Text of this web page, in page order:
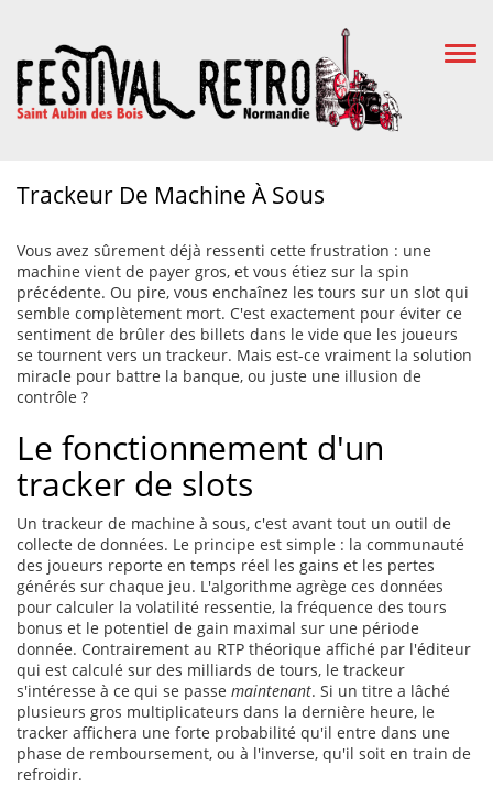
Trackeur De Machine À Sous
Vous avez sûrement déjà ressenti cette frustration : une
machine vient de payer gros, et vous étiez sur la spin
précédente. Ou pire, vous enchaînez les tours sur un slot qui
semble complètement mort. C'est exactement pour éviter ce
sentiment de brûler des billets dans le vide que les joueurs
se tournent vers un trackeur. Mais est-ce vraiment la solution
miracle pour battre la banque, ou juste une illusion de
contrôle ?
Le fonctionnement d'un
tracker de slots
Un trackeur de machine à sous, c'est avant tout un outil de
collecte de données. Le principe est simple : la communauté
des joueurs reporte en temps réel les gains et les pertes
générés sur chaque jeu. L'algorithme agrège ces données
pour calculer la volatilité ressentie, la fréquence des tours
bonus et le potentiel de gain maximal sur une période
donnée. Contrairement au RTP théorique affiché par l'éditeur
qui est calculé sur des milliards de tours, le trackeur
s'intéresse à ce qui se passe maintenant. Si un titre a lâché
plusieurs gros multiplicateurs dans la dernière heure, le
tracker affichera une forte probabilité qu'il entre dans une
phase de remboursement, ou à l'inverse, qu'il soit en train de
refroidir.